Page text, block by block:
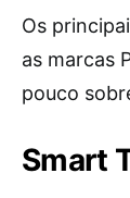
Os
as marcas
pouco
Smart